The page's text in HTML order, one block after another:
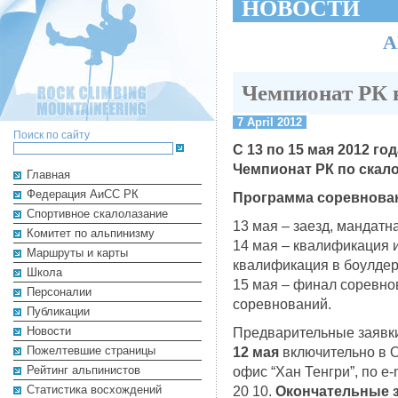
Поиск по сайту
Главная
Федерация АиСС РК
Cпортивное скалолазание
Комитет по альпинизму
Маршруты и карты
Школа
Персоналии
Публикации
Новости
Пожелтевшие страницы
Рейтинг альпинистов
Cтатистика восхождений
НОВОСТИ
Чемпионат РК
7 April 2012
С 13 по 15 мая 2012
Чемпионат РК по
Программа
13 мая – заезд,
14 мая – квалификация
квалификация в
15 мая – финал
соревнований.
Предварительные
12 мая включительно в
офис “Хан Тенгри”, по
20 10. Окончательные